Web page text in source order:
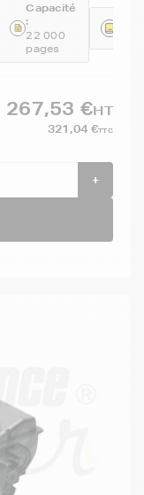
Capacité
:
22 000
pages
267,53 €HT
321,04 €TTC
+